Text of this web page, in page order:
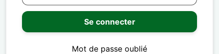
Se connecter
Mot de passe oublié